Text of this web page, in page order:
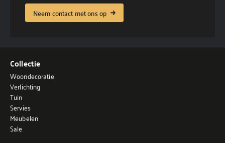
Neem contact met ons op
Collectie
Woondecoratie
Verlichting
Tuin
Servies
Meubelen
Sale